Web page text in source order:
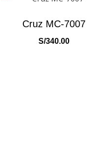
Cruz MC-7007
S/340.00